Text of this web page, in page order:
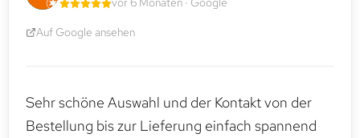
Auf Google ansehen
Sehr schöne Auswahl und der Kontakt von der
Bestellung bis zur Lieferung einfach spannend